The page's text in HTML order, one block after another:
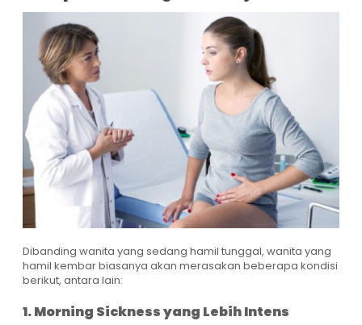
Dibanding wanita yang sedang hamil tunggal, wanita yang
hamil kembar biasanya akan merasakan beberapa kondisi
berikut, antara lain:
1. Morning Sickness yang Lebih Intens